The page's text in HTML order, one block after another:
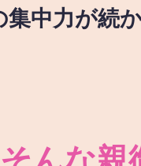
集中力が続